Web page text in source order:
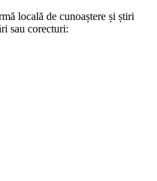
locală de cunoaștere și știri
sau corecturi: